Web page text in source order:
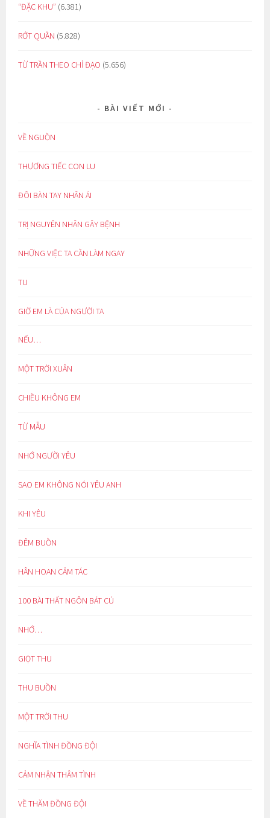
“ĐẶC KHU” (6.381)
RỚT QUẦN (5.828)
TỪ TRẦN THEO CHỈ ĐẠO (5.656)
BÀI VIẾT MỚI
VỀ NGUỒN
THƯƠNG TIẾC CON LU
ĐÔI BÀN TAY NHÂN ÁI
TRỊ NGUYÊN NHÂN GÂY BỆNH
NHỮNG VIỆC TA CẦN LÀM NGAY
TU
GIỜ EM LÀ CỦA NGƯỜI TA
NẾU…
MỘT TRỜI XUÂN
CHIỀU KHÔNG EM
TỪ MẪU
NHỚ NGƯỜI YÊU
SAO EM KHÔNG NÓI YÊU ANH
KHI YÊU
ĐÊM BUỒN
HÂN HOAN CẢM TÁC
100 BÀI THẤT NGÔN BÁT CÚ
NHỚ…
GIỌT THU
THU BUỒN
MỘT TRỜI THU
NGHĨA TÌNH ĐỒNG ĐỘI
CẢM NHẬN THÂM TÌNH
VỀ THĂM ĐỒNG ĐỘI